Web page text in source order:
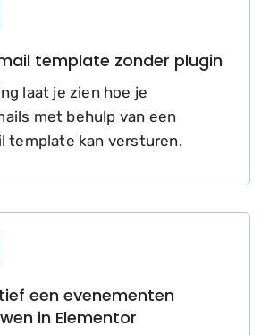
template zonder plugin
laat je zien hoe je
met behulp van een
template kan versturen.
een evenementen
in Elementor